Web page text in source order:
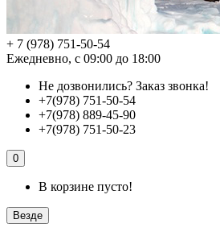
+ 7 (978) 751-50-54
Ежедневно, с 09:00 до 18:00
Не дозвонились? Заказ звонка!
+7(978) 751-50-54
+7(978) 889-45-90
+7(978) 751-50-23
0
В корзине пусто!
Везде